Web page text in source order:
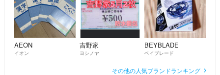
AEON
イオン
吉野家
ヨシノヤ
BEYBLADE
ベイブレード
その他の人気ブランドランキング